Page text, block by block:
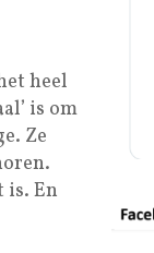
heel
is om
Ze
is. En